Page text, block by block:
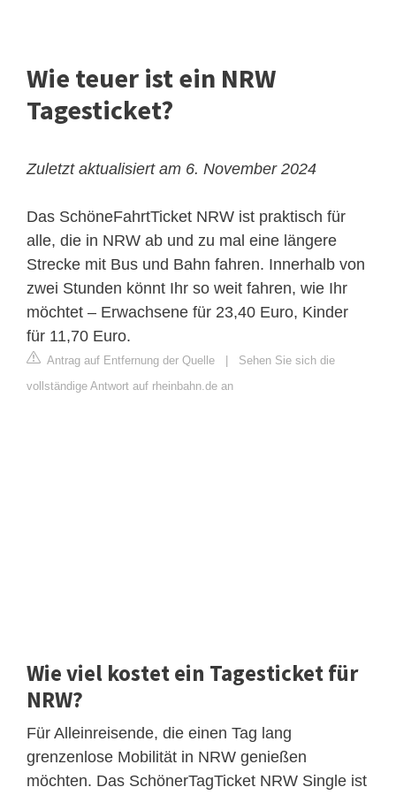
Wie teuer ist ein NRW
Tagesticket?
Zuletzt aktualisiert am 6. November 2024
Das SchöneFahrtTicket NRW ist praktisch für
alle, die in NRW ab und zu mal eine längere
Strecke mit Bus und Bahn fahren. Innerhalb von
zwei Stunden könnt Ihr so weit fahren, wie Ihr
möchtet – Erwachsene für 23,40 Euro, Kinder
für 11,70 Euro.
Antrag auf Entfernung der Quelle
Sehen Sie sich die
vollständige Antwort auf rheinbahn.de an
Wie viel kostet ein Tagesticket für
NRW?
Für Alleinreisende, die einen Tag lang
grenzenlose Mobilität in NRW genießen
möchten. Das SchönerTagTicket NRW Single ist